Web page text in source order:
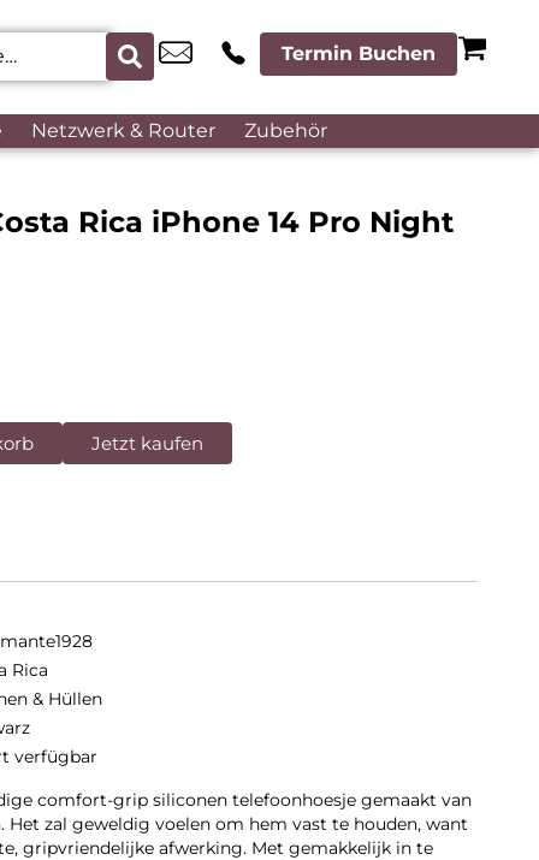
Termin Buchen
Netzwerk & Router Zubehör
Rica iPhone 14 Pro Night
Jetzt kaufen
Rica
& Hüllen
verfügbar
comfort-grip siliconen telefoonhoesje gemaakt van
zal geweldig voelen om hem vast te houden, want
gripvriendelijke afwerking. Met gemakkelijk in te